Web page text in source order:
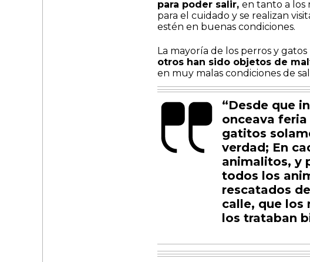
para poder salir, en tanto a los
para el cuidado y se realizan
estén en buenas condiciones.
La mayoría de los perros y gatos
otros han sido objetos de
en muy malas condiciones de
“Desde que
onceava
gatitos
verdad; En
animalitos, y
todos los
rescatados
calle, que los
los trataban